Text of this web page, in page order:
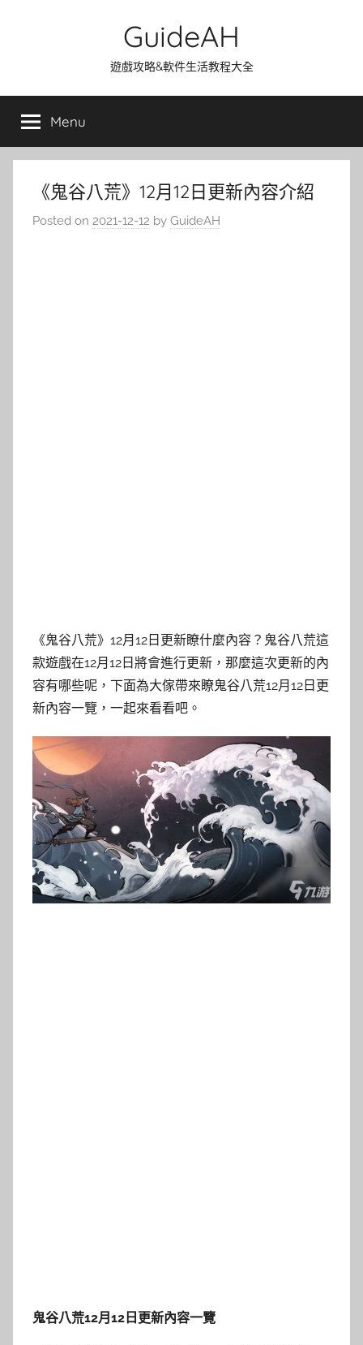
GuideAH
遊戲攻略&軟件生活教程大全
Menu
《鬼谷八荒》12月12日更新內容介紹
Posted on 2021-12-12 by GuideAH
《鬼谷八荒》12月12日更新瞭什麼內容？鬼谷八荒這
款遊戲在12月12日將會進行更新，那麼這次更新的內
容有哪些呢，下面為大傢帶來瞭鬼谷八荒12月12日更
新內容一覽，一起來看看吧。
鬼谷八荒12月12日更新內容一覽